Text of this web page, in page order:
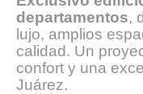
departamentos,
lujo, amplios
calidad. Un
confort y una
Juárez.